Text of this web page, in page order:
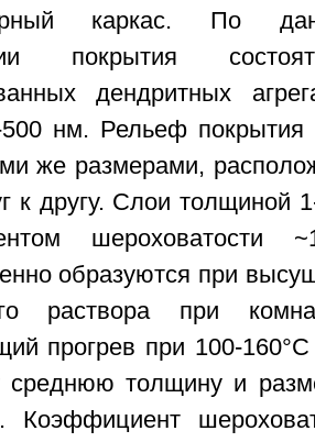
каркас. По
покрытия
дендритных
нм. Рельеф покрытия
же размерами,
к другу. Слои толщиной
образуются при
раствора при
прогрев при 100-
среднюю толщину и
Коэффициент